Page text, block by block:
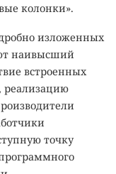
колонки».
изложенных
наивысший
встроенных
реализацию
точку